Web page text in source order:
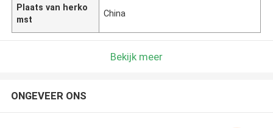
Plaats van herko
mst
China
Bekijk meer
ONGEVEER ONS